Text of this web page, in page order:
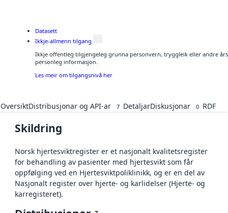
Datasett
Ikkje-allmenn tilgang
Ikkje offentleg tilgjengeleg grunna personvern, tryggleik eller andre
personleg informasjon.
Les meir om tilgangsnivå her
OversiktDistribusjonar og API-ar 7 DetaljarDiskusjonar 0 RDF
Skildring
Norsk hjertesviktregister er et nasjonalt kvalitetsregister
for behandling av pasienter med hjertesvikt som får
oppfølging ved en Hjertesviktpoliklinikk, og er en del av
Nasjonalt register over hjerte- og karlidelser (Hjerte- og
karregisteret).